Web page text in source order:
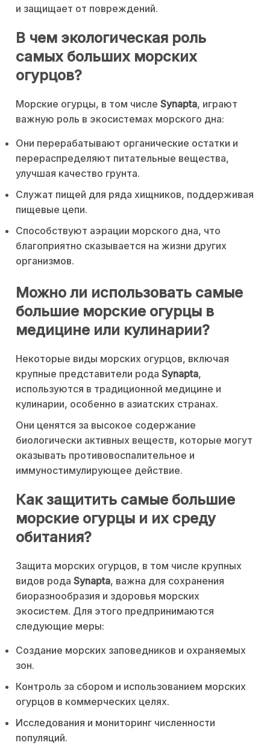
и защищает от повреждений.
В чем экологическая роль
самых больших морских
огурцов?
Морские огурцы, в том числе Synapta, играют
важную роль в экосистемах морского дна:
Они перерабатывают органические остатки и
перераспределяют питательные вещества,
улучшая качество грунта.
Служат пищей для ряда хищников, поддерживая
пищевые цепи.
Способствуют аэрации морского дна, что
благоприятно сказывается на жизни других
организмов.
Можно ли использовать самые
большие морские огурцы в
медицине или кулинарии?
Некоторые виды морских огурцов, включая
крупные представители рода Synapta,
используются в традиционной медицине и
кулинарии, особенно в азиатских странах.
Они ценятся за высокое содержание
биологически активных веществ, которые могут
оказывать противовоспалительное и
иммуностимулирующее действие.
Как защитить самые большие
морские огурцы и их среду
обитания?
Защита морских огурцов, в том числе крупных
видов рода Synapta, важна для сохранения
биоразнообразия и здоровья морских
экосистем. Для этого предпринимаются
следующие меры:
Создание морских заповедников и охраняемых
зон.
Контроль за сбором и использованием морских
огурцов в коммерческих целях.
Исследования и мониторинг численности
популяций.